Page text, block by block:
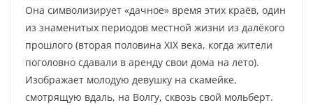
Она символизирует «дачное» время этих краёв, один
из знаменитых периодов местной жизни из далёкого
прошлого (вторая половина XIX века, когда жители
поголовно сдавали в аренду свои дома на лето).
Изображает молодую девушку на скамейке,
смотрящую вдаль, на Волгу, сквозь свой мольберт.